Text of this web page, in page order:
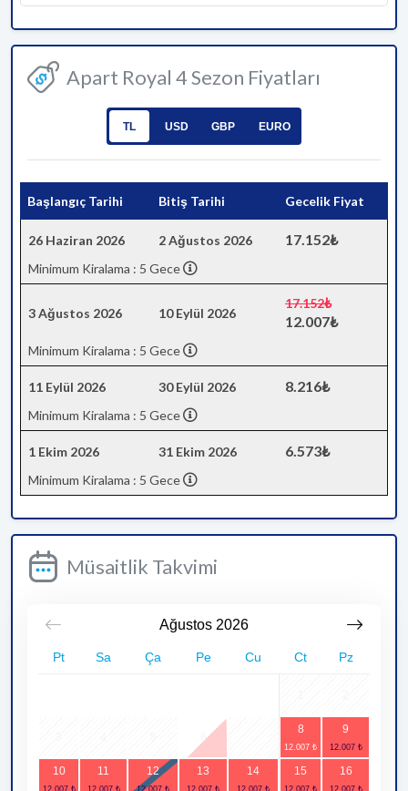
Apart Royal 4 Sezon Fiyatları
TL USD GBP EURO
Başlangıç Tarihi Bitiş Tarihi Gecelik Fiyat
26 Haziran 2026 2 Ağustos 2026 17.152₺
Minimum Kiralama : 5 Gece
3 Ağustos 2026 10 Eylül 2026
17.152₺
12.007₺
Minimum Kiralama : 5 Gece
11 Eylül 2026 30 Eylül 2026 8.216₺
Minimum Kiralama : 5 Gece
1 Ekim 2026 31 Ekim 2026 6.573₺
Minimum Kiralama : 5 Gece
Müsaitlik Takvimi
Ağustos 2026
Pt Sa Ça Pe Cu Ct Pz
6
8 9
10 11 12 13 14 15 16